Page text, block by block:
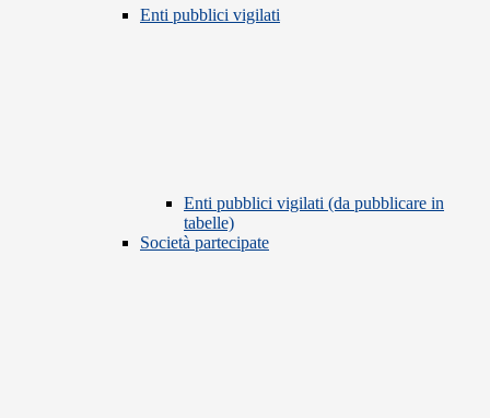
Enti pubblici vigilati
Enti pubblici vigilati (da pubblicare in
tabelle)
Società partecipate